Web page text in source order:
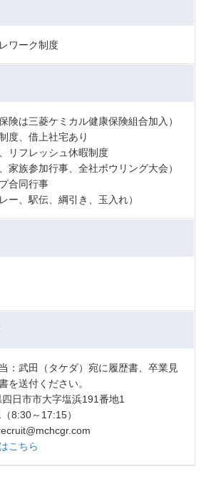
ワーク制度
険は三菱ケミカル健康保険組合加入）
度、借上社宅あり
リフレッシュ休暇制度
家族参加行事、全社ボウリング大会）
合同行事
ー、駅伝、綱引き、玉入れ）
：武田（タケダ）宛に履歴書、卒業見
を送付ください。
日市市大字塩浜191番地1
8:30～17:15）
こちら